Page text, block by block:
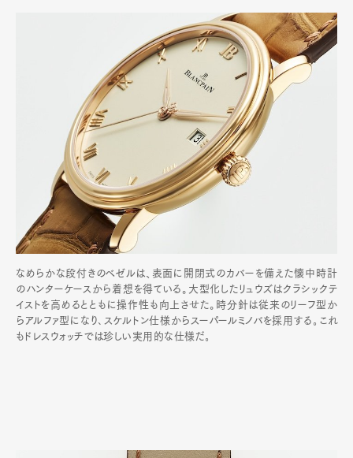
なめらかな段付きのベゼルは、表面に開閉式のカバーを備えた懐中時計
のハンターケースから着想を得ている。大型化したリュウズはクラシックテ
イストを高めるとともに操作性も向上させた。時分針は従来のリーフ型か
らアルファ型になり､スケルトン仕様からスーパールミノバを採用する｡これ
もドレスウォッチでは珍しい実用的な仕様だ｡